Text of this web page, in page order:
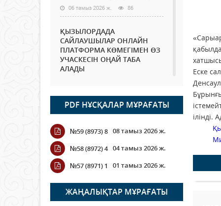
06 тамыз 2026 ж. 86
ҚЫЗЫЛОРДАДА
САЙЛАУШЫЛАР ОНЛАЙН
ПЛАТФОРМА КӨМЕГІМЕН ӨЗ
УЧАСКЕСІН ОҢАЙ ТАБА
АЛАДЫ
Open Air: Қызылорда
облысы полиция
департаменті 20 мыңнан
астам көрерменнің
қауіпсіздігін қамтамасыз етті
ҚАЛАЙ ӨТЕДІ?
06 тамыз 2026 ж. 276
PDF НҰСҚАЛАР МҰРАҒАТЫ
№59 (8973) 8 08 тамыз 2026 ж.
№58 (8972) 4 04 тамыз 2026 ж.
№57 (8971) 1
01 тамыз 2026 ж.
ЖАҢАЛЫҚТАР МҰРАҒАТЫ
Еске